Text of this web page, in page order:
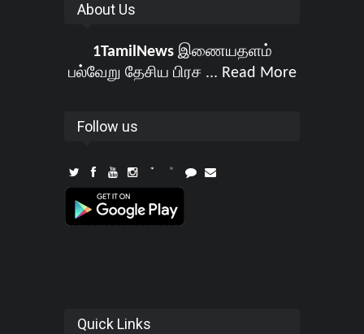
About Us
1TamilNewsஇணையதளம்
பல்வேறு தேசிய பிரச ... Read More
Follow us
Quick Links